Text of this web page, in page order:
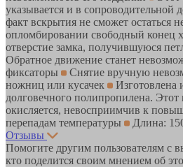
указывается и в сопроводительной
факт вскрытия не сможет остаться
опломбировании свободный конец
отверстие замка, получившуюся
Обратное движение станет
фиксаторы
Снятие вручную
ножниц или кусачек
Изготовлена
долговечного полипропилена. Этот
окисляется, невосприимчив к
перепадам температуры
Длина:
Отзывы
Помогите другим пользователям с
кто поделится своим мнением об